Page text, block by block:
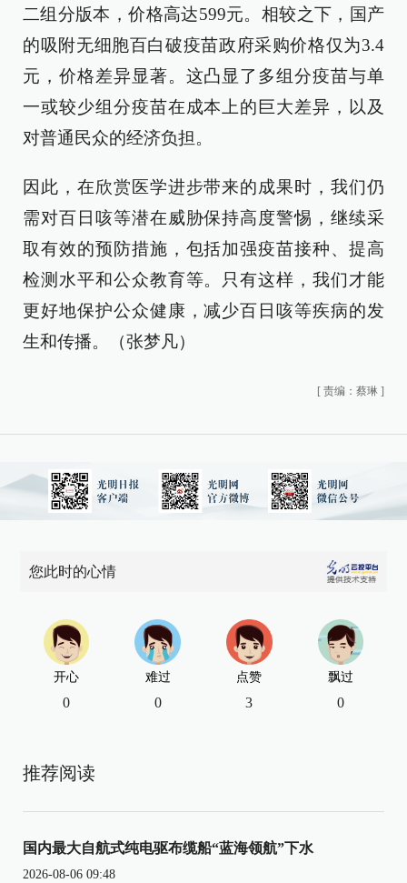
二组分版本，价格高达599元。相较之下，国产
的吸附无细胞百白破疫苗政府采购价格仅为3.4
元，价格差异显著。这凸显了多组分疫苗与单
一或较少组分疫苗在成本上的巨大差异，以及
对普通民众的经济负担。
因此，在欣赏医学进步带来的成果时，我们仍
需对百日咳等潜在威胁保持高度警惕，继续采
取有效的预防措施，包括加强疫苗接种、提高
检测水平和公众教育等。只有这样，我们才能
更好地保护公众健康，减少百日咳等疾病的发
生和传播。（张梦凡）
[ 责编：蔡琳 ]
您此时的心情
开心
0
难过
0
点赞
3
飘过
0
推荐阅读
国内最大自航式纯电驱布缆船“蓝海领航”下水
2026-08-06 09:48